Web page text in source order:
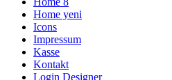
Home yeni
Icons
Impressum
Kasse
Kontakt
Login Designer